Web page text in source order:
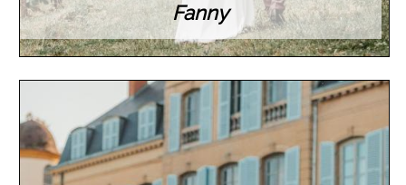
Fanny